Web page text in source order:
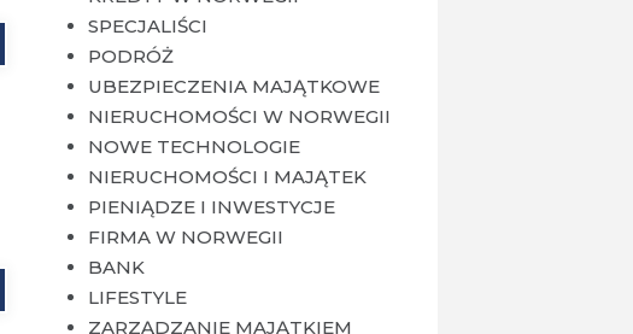
SPECJALIŚCI
PODRÓŻ
UBEZPIECZENIA MAJĄTKOWE
NIERUCHOMOŚCI W NORWEGII
NOWE TECHNOLOGIE
NIERUCHOMOŚCI I MAJĄTEK
PIENIĄDZE I INWESTYCJE
FIRMA W NORWEGII
BANK
LIFESTYLE
ZARZĄDZANIE MAJĄTKIEM